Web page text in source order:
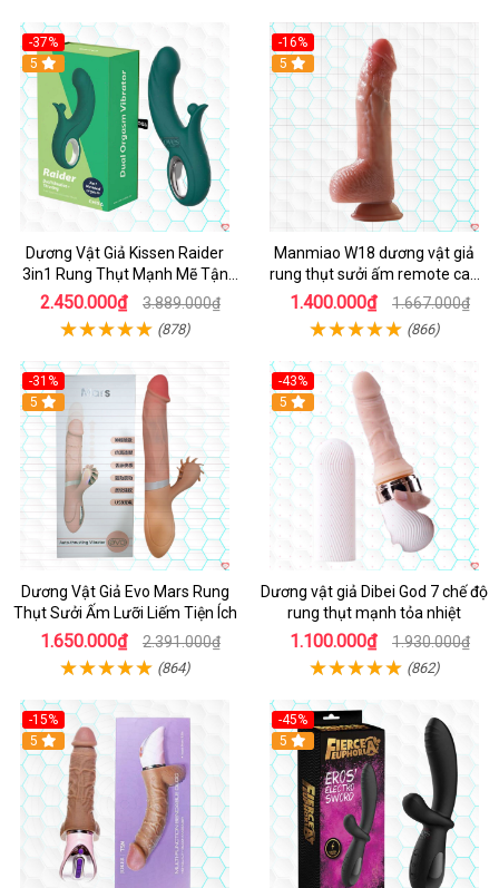
-37%
Hot
5
Dương Vật Giả Kissen Raider
3in1 Rung Thụt Mạnh Mẽ Tận
Hưởng
2.450.000₫ 3.889.000₫
(878)
-16%
Hot
5
Manmiao W18 dương vật giả
rung thụt sưởi ấm remote cao
cấp
1.400.000₫ 1.667.000₫
(866)
-31%
5
Dương Vật Giả Evo Mars Rung
Thụt Sưởi Ấm Lưỡi Liếm Tiện Ích
1.650.000₫ 2.391.000₫
(864)
-43%
Hot
5
Dương vật giả Dibei God 7 chế độ
rung thụt mạnh tỏa nhiệt
1.100.000₫ 1.930.000₫
(862)
-15%
5
-45%
5